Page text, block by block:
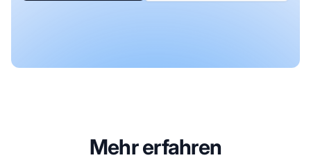
Mehr erfahren